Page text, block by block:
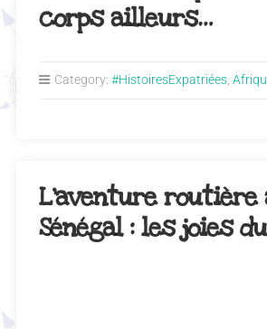
corps ailleurs…
Category: #HistoiresExpatriées,
L’aventure routière
Sénégal : les joies